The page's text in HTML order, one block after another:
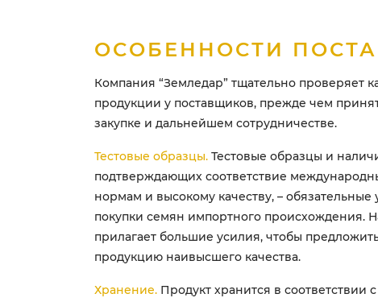
ОСОБЕННОСТИ
Компания “Земледар” тщательно проверяет
продукции у поставщиков, прежде чем
закупке и дальнейшем сотрудничестве.
Тестовые образцы. Тестовые образцы и
подтверждающих соответствие
нормам и высокому качеству, – обязательные
покупки семян импортного происхождения.
прилагает большие усилия, чтобы
продукцию наивысшего качества.
Хранение. Продукт хранится в соответствии